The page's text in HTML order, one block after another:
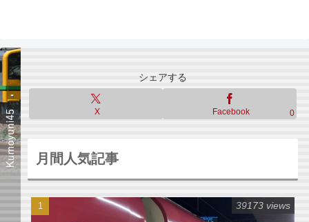
シェアする
X Facebook 0
月間人気記事
39173 views